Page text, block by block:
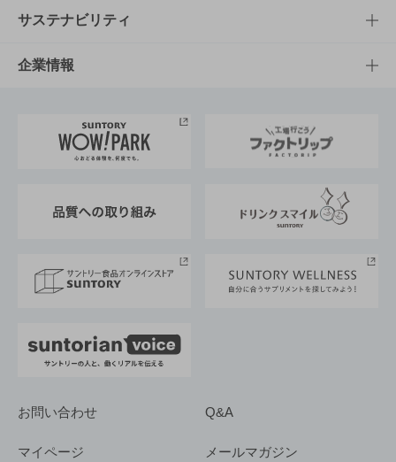
商品発売情報
栄養成分一覧
キャンペーン
工場見学
地域情報
文化・スポーツTOP
サントリーホール
サントリーサンバーズ大阪
サステナビリティ
サステナビリティTOP
サントリーが考えるサステナビリティ経営
企業情報
企業概要
採用情報
お問い合わせ Q&A
マイページ メールマガジン